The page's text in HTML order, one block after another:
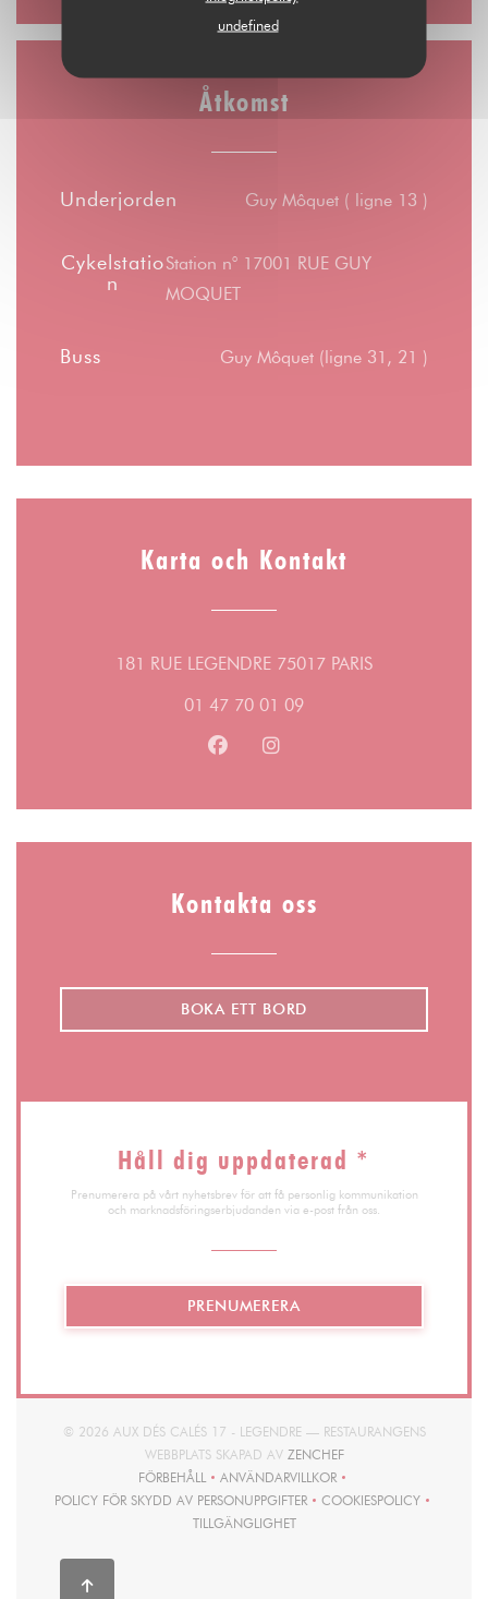
undefined
Åtkomst
Underjorden Guy Môquet ( ligne 13 )
Cykelstatio
n
Station n° 17001 RUE GUY
MOQUET
Buss Guy Môquet (ligne 31, 21 )
Karta och Kontakt
181 RUE LEGENDRE 75017 PARIS((öppnas i ett
01 47 70 01 09
Facebook ((öppnas i ett nytt
Instagram ((öppnas i ett
Kontakta oss
BOKA ETT BORD
Håll dig uppdaterad *
Prenumerera på vårt nyhetsbrev för att få personlig kommunikation
och marknadsföringserbjudanden via e-post från oss.
PRENUMERERA
© 2026 AUX DÉS CALÉS 17 - LEGENDRE — RESTAURANGENS
WEBBPLATS SKAPAD AV ZENCHEF((ÖPPNAS I ETT NYTT
FÖRBEHÅLL
((ÖPPNAS I ETT NYTT FÖNSTER))
ANVÄNDARVILLKOR
((ÖPPNAS I ETT NYTT FÖNSTER))
POLICY FÖR SKYDD AV PERSONUPPGIFTER
((ÖPPNAS I ETT NYTT FÖNSTER))
COOKIESPOLICY
((ÖPPNAS I ETT
TILLGÄNGLIGHET
((ÖPPNAS I ETT NYTT FÖNSTER))